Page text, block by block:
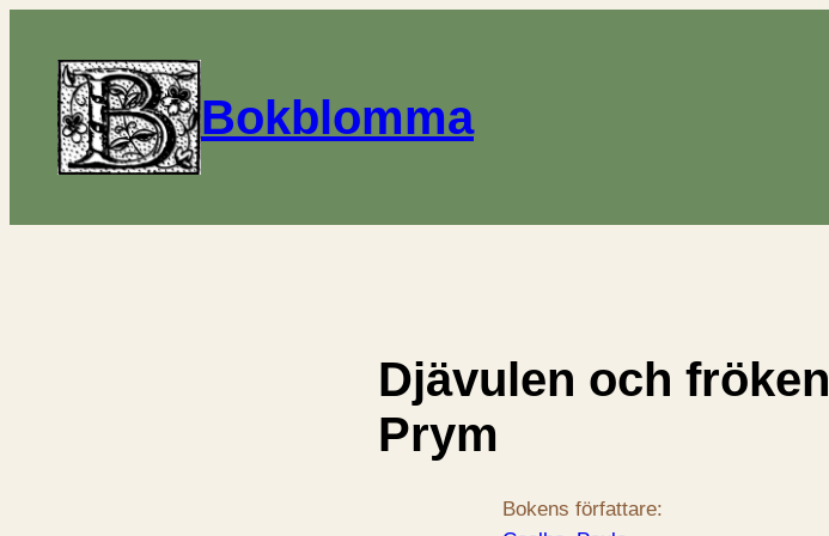
Bokblomma
Djävulen och fröken
Prym
Bokens författare: